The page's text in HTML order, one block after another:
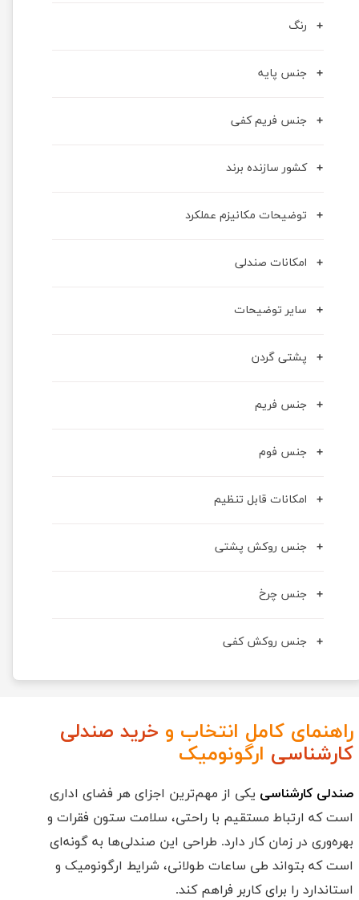
رنگ
جنس پایه
جنس فریم کفی
کشور سازنده برند
توضیحات مکانیزم عملکرد
امکانات صندلی
سایر توضیحات
پشتی گردن
جنس فریم
جنس فوم
امکانات قابل تنظیم
جنس روکش پشتی
جنس چرخ
جنس روکش کفی
راهنمای کامل انتخاب و خرید صندلی
کارشناسی ارگونومیک
صندلی کارشناسی یکی از مهم‌ترین اجزای هر فضای اداری
است که ارتباط مستقیم با راحتی، سلامت ستون فقرات و
بهره‌وری در زمان کار دارد. طراحی این صندلی‌ها به گونه‌ای
است که بتواند طی ساعات طولانی، شرایط ارگونومیک و
استاندارد را برای کاربر فراهم کند.